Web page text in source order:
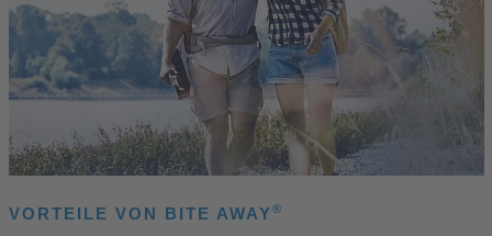
VORTEILE VON BITE AWAY®